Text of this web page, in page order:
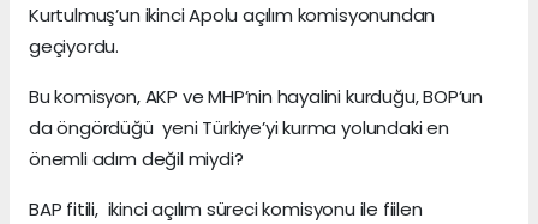
Kurtulmuş’un ikinci Apolu açılım komisyonundan
geçiyordu.
Bu komisyon, AKP ve MHP’nin hayalini kurduğu, BOP’un
da öngördüğü yeni Türkiye’yi kurma yolundaki en
önemli adım değil miydi?
BAP fitili, ikinci açılım süreci komisyonu ile fiilen